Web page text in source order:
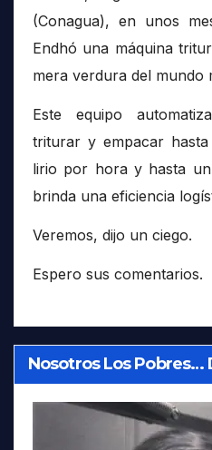
(Conagua), en unos
Endhó una máquina
mera verdura del mundo
Este equipo
triturar y empacar
lirio por hora y hasta
brinda una eficiencia
Veremos, dijo un ciego.
Espero sus comentarios.
Nosotros Los Pobres…